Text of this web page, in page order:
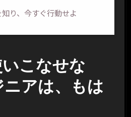
り、今すぐ行動せよ
こなせな
アは、もは